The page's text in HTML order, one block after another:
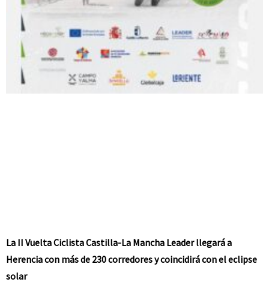
La II Vuelta Ciclista Castilla-La Mancha Leader llegará a
Herencia con más de 230 corredores y coincidirá con el eclipse
solar